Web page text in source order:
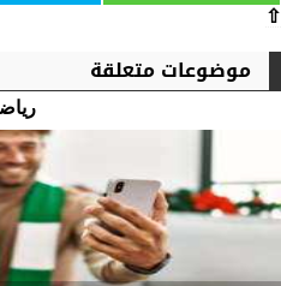
⇧
موضوعات متعلقة